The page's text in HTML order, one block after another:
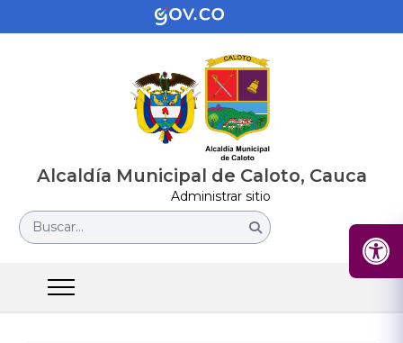
Alcaldía Municipal de Caloto, Cauca
Administrar sitio
Buscar...